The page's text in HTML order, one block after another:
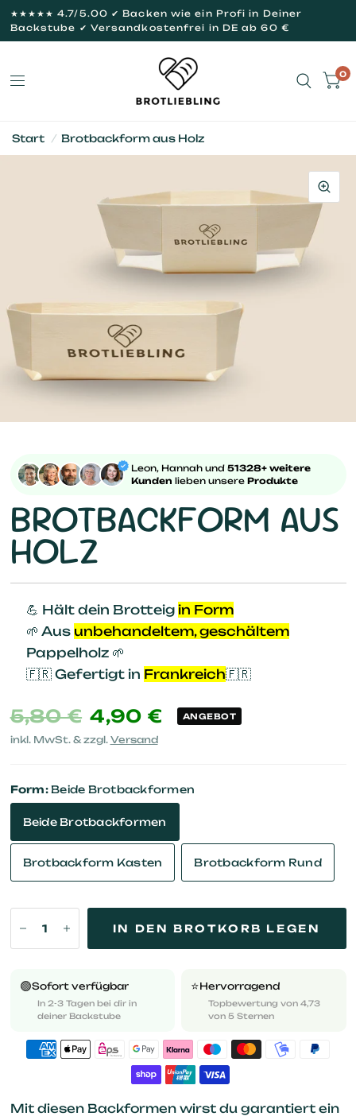
★★★★★ 4.7/5.00 ✔ Backen wie ein Profi in Deiner
Backstube ✔ Versandkostenfrei in DE ab 60 €
0
Start / Brotbackform aus Holz
Leon, Hannah und 51328+ weitere
Kunden lieben unsere Produkte
BROTBACKFORM AUS
HOLZ
💪 Hält dein Brotteig in Form
🌱 Aus unbehandeltem, geschältem
Pappelholz 🌱
🇫🇷 Gefertigt in Frankreich🇫🇷
5,80 € 4,90 € ANGEBOT
inkl. MwSt. & zzgl. Versand
Form:Beide Brotbackformen
Beide Brotbackformen
Brotbackform Kasten Brotbackform Rund
IN DEN BROTKORB LEGEN
🟢Sofort verfügbar
In 2-3 Tagen bei dir in
deiner Backstube
⭐️Hervorragend
Topbewertung von 4,73
von 5 Sternen
Mit diesen Backformen wirst du garantiert ein